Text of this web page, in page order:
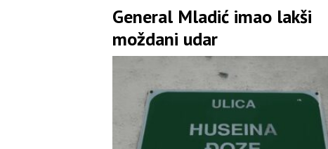
General Mladić imao lakši
moždani udar